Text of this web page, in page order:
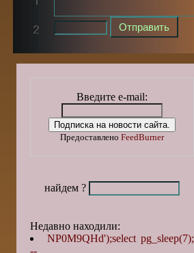
Введите e-mail:
Предоставлено FeedBurner
найдем ?
Недавно находили:
NP0M9QHd');select pg_sleep(7);
--